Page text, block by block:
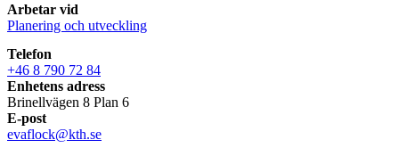
Arbetar vid
Planering och utveckling
Telefon
+46 8 790 72 84
Enhetens adress
Brinellvägen 8 Plan 6
E-post
evaflock@kth.se